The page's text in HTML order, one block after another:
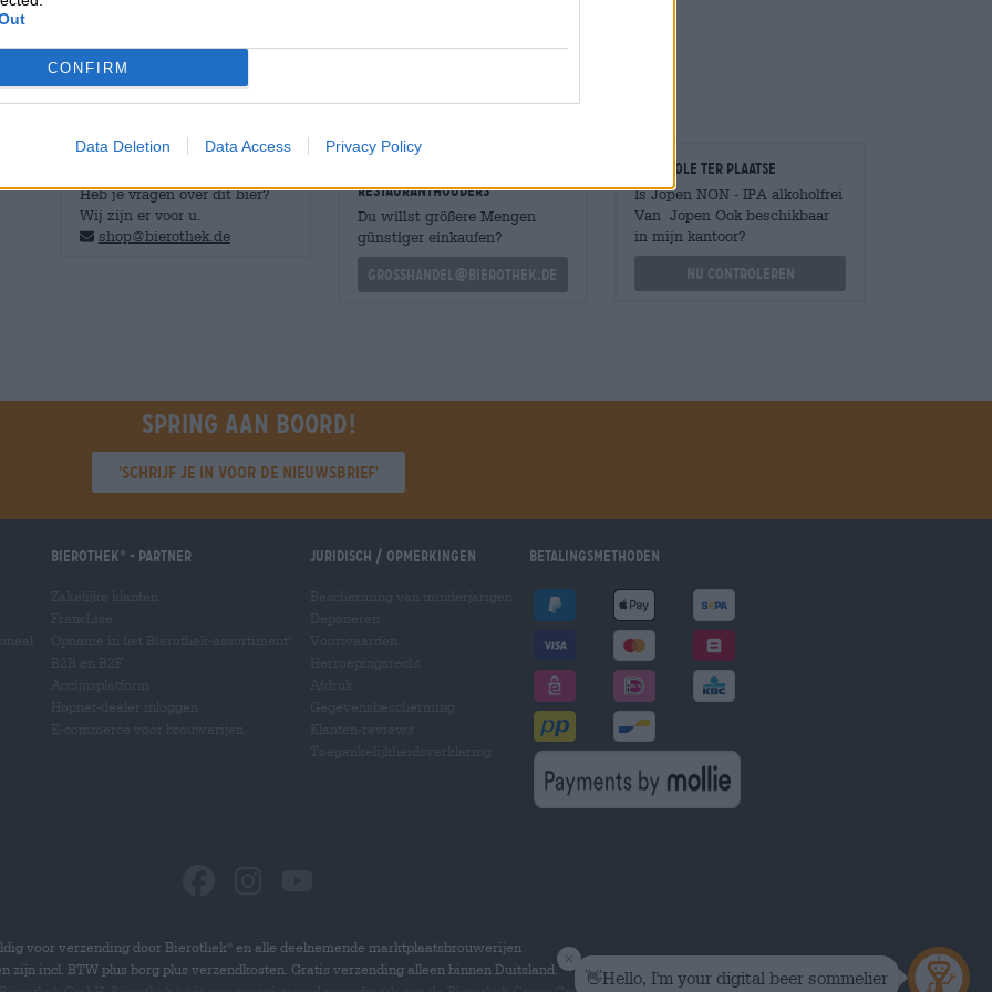
CONFIRM
Data Deletion Data Access Privacy Policy
Heb je vragen over dit bier?
Wij zijn er voor u.
shop@bierothek.de
restauranthouders
Du willst größere Mengen
günstiger einkaufen?
grosshandel@bierothek.de
Controle ter plaatse
Is Jopen NON - IPA alkoholfrei
Van Jopen Ook beschikbaar
in mijn kantoor?
Nu controleren
Spring aan boord!
'Schrijf je in voor de nieuwsbrief'
Bierothek - Partner Juridisch / Opmerkingen Betalingsmethoden
voor verzending door Bierothek
en alle deelnemende marktplaatsbrouwerijen
zijn incl. BTW plus borg plus verzendkosten. Gratis verzending alleen binnen Duitsland.